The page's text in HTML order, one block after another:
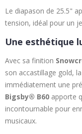
Le diapason de 25.5"
tension, idéal pour un
Une esthétique
Avec sa finition
son accastillage gold,
immédiatement une
Bigsby® B60 apporte
incontournable pour
musicaux.